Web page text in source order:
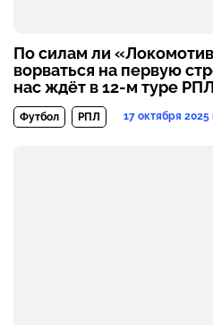
По силам ли
ворваться на первую
нас ждёт в 12-м туре
Футбол РПЛ 17 октября 2025